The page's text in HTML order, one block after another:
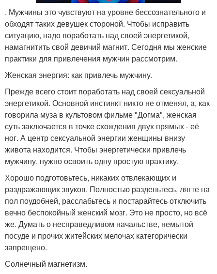
. Мужчины это чувствуют на уровне бессознательного и
обходят таких девушек стороной. Чтобы исправить
ситуацию, надо поработать над своей энергетикой,
намагнитить свой девичий магнит. Сегодня мы женские
практики для привлечения мужчин рассмотрим.
Женская энергия: как привлечь мужчину.
Прежде всего стоит поработать над своей сексуальной
энергетикой. Основной инстинкт никто не отменял, а, как
говорила муза в культовом фильме "Догма", женская
суть заключается в точке схождения двух прямых - её
ног. А центр сексуальной энергии женщины внизу
живота находится. Чтобы энергетически привлечь
мужчину, нужно освоить одну простую практику.
Хорошо подготовьтесь, никаких отвлекающих и
раздражающих звуков. Полностью разденьтесь, лягте на
пол поудобней, расслабьтесь и постарайтесь отключить
вечно беспокойный женский мозг. Это не просто, но всё
же. Думать о несправедливом начальстве, немытой
посуде и прочих житейских мелочах категорически
запрещено.
Солнечный магнетизм.